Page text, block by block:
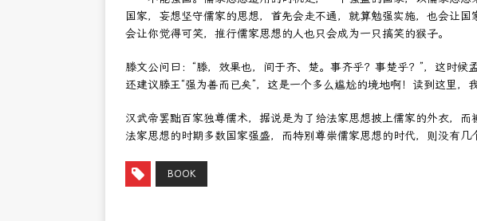
国家，妄想坚守儒家的思想，首先会走不通，就算勉强实施，也会让
会让你觉得可笑，推行儒家思想的人也只会成为一只搞笑的猴子。
滕文公问曰：“滕，效果也，间于齐、楚。事齐乎？事楚乎？”，这时候
还建议滕王“强为善而已矣”，这是一个多么尴尬的境地啊！读到这里，
汉武帝罢黜百家独尊儒术，据说是为了给法家思想披上儒家的外衣，
法家思想的时期多数国家强盛，而特别尊崇儒家思想的时代，则没有几
BOOK